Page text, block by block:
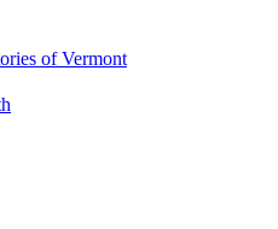
of Vermont